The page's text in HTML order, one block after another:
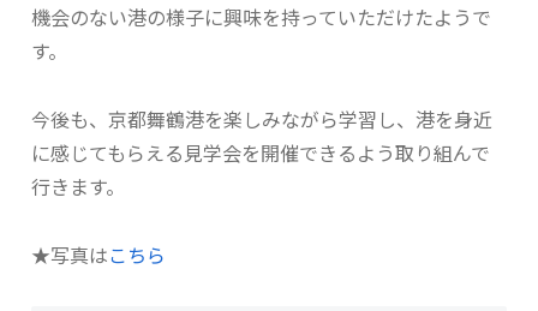
機会のない港の様子に興味を持っていただけたようで
す。
今後も、京都舞鶴港を楽しみながら学習し、港を身近
に感じてもらえる見学会を開催できるよう取り組んで
行きます。
★写真はこちら